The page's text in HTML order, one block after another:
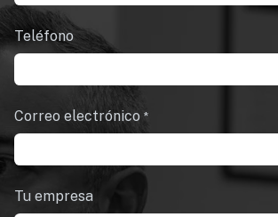
Teléfono
Correo electrónico *
Tu empresa